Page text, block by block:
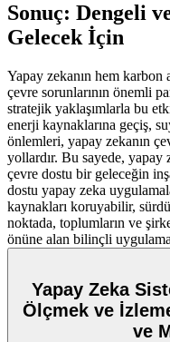
Sonuç: Dengeli
Gelecek İçin
Yapay zekanın hem
çevre sorunlarının önemli
stratejik yaklaşımlarla bu
enerji kaynaklarına geçiş,
önlemleri, yapay zekanın
yollardır. Bu sayede, yapay
çevre dostu bir geleceğin
dostu yapay zeka
kaynakları koruyabilir,
noktada, toplumların ve
önüne alan bilinçli
Yapay Zeka
Ölçmek ve
ve